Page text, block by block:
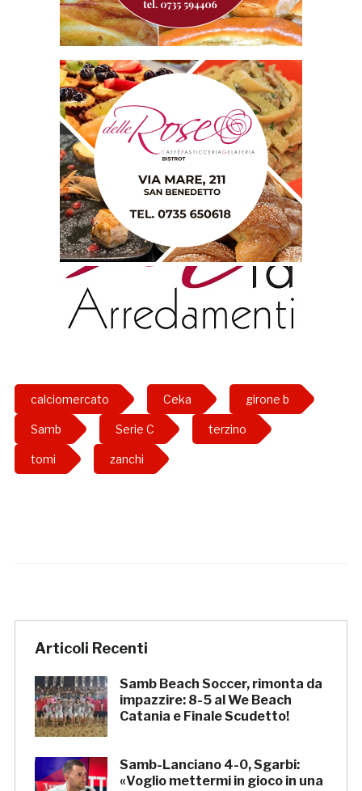
calciomercato Ceka girone b
Samb Serie C terzino
tomi zanchi
Articoli Recenti
Samb Beach Soccer, rimonta da
impazzire: 8-5 al We Beach
Catania e Finale Scudetto!
Samb-Lanciano 4-0, Sgarbi:
«Voglio mettermi in gioco in una